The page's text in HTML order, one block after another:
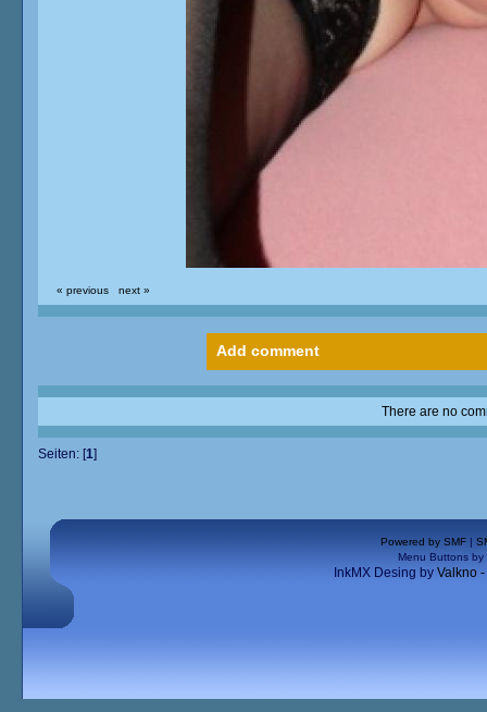
« previous next »
Add comment
There are no
Seiten: [1]
Powered by SMF |
Menu Buttons by
InkMX Desing by Valkno